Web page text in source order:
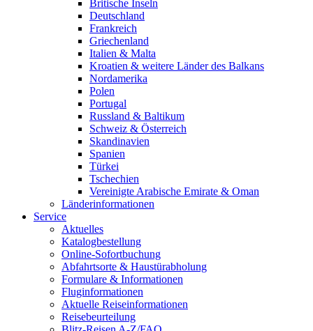
Britische Inseln
Deutschland
Frankreich
Griechenland
Italien & Malta
Kroatien & weitere Länder des Balkans
Nordamerika
Polen
Portugal
Russland & Baltikum
Schweiz & Österreich
Skandinavien
Spanien
Türkei
Tschechien
Vereinigte Arabische Emirate & Oman
Länderinformationen
Service
Aktuelles
Katalogbestellung
Online-Sofortbuchung
Abfahrtsorte & Haustürabholung
Formulare & Informationen
Fluginformationen
Aktuelle Reiseinformationen
Reisebeurteilung